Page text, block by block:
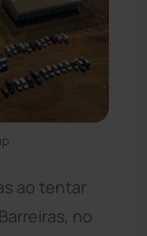
ao tentar
no